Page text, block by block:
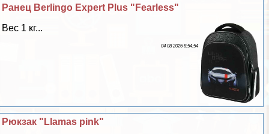
Ранец Berlingo Expert Plus "Fearless"
Вес 1 кг...
04 08 2026 8:54:54
Рюкзак "Llamas pink"